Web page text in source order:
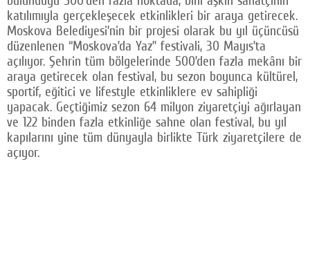
katılımıyla gerçekleşecek etkinlikleri bir araya getirecek.
Moskova Belediyesi’nin bir projesi olarak bu yıl üçüncüsü
düzenlenen “Moskova’da Yaz” festivali, 30 Mayıs’ta
açılıyor. Şehrin tüm bölgelerinde 500’den fazla mekânı bir
araya getirecek olan festival, bu sezon boyunca kültürel,
sportif, eğitici ve lifestyle etkinliklere ev sahipliği
yapacak. Geçtiğimiz sezon 64 milyon ziyaretçiyi ağırlayan
ve 122 binden fazla etkinliğe sahne olan festival, bu yıl
kapılarını yine tüm dünyayla birlikte Türk ziyaretçilere de
açıyor.